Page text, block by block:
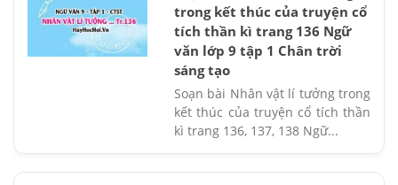
trong kết thúc của truyện cổ
tích thần kì trang 136 Ngữ
văn lớp 9 tập 1 Chân trời
sáng tạo
Soạn bài Nhân vật lí tưởng trong
kết thúc của truyện cổ tích thần
kì trang 136, 137, 138 Ngữ...